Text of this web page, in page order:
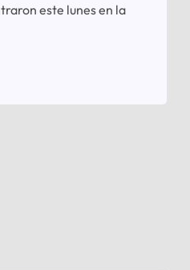
este lunes en la